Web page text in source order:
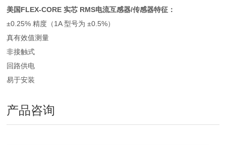
美国FLEX-CORE 实芯 RMS电流互感器/传感器特征：
±0.25% 精度（1A 型号为 ±0.5%）
真有效值测量
非接触式
回路供电
易于安装
产品咨询